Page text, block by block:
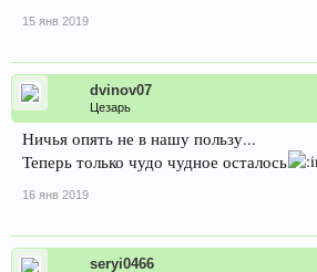
15 янв 2019
dvinov07
Цезарь
Ничья опять не в нашу пользу...
Теперь только чудо чудное осталось
16 янв 2019
seryi0466